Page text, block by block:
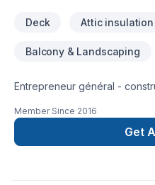
Deck Attic insulation
Balcony & Landscaping
Entrepreneur général -
et institutionnelle
Member Since 2016
Get